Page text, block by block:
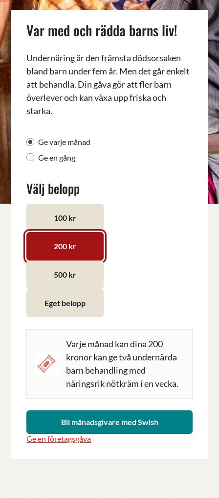
Var med och rädda barns liv!
Undernäring är den främsta dödsorsaken
bland barn under fem år. Men det går enkelt
att behandla. Din gåva gör att fler barn
överlever och kan växa upp friska och
starka.
Ge varje månad
Ge en gång
Välj belopp
100 kr
200 kr
500 kr
Eget belopp
Varje månad kan dina 200
kronor kan ge två undernärda
barn behandling med
näringsrik nötkräm i en vecka.
Bli månadsgivare med Swish
Ge en företagsgåva